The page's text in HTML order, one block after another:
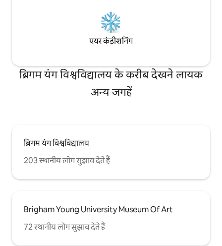
एयर कंडीशनिंग
ब्रिगम यंग विश्वविद्यालय के करीब देखने लायक
अन्य जगहें
ब्रिगम यंग विश्वविद्यालय
203 स्थानीय लोग सुझाव देते हैं
Brigham Young University Museum Of Art
72 स्थानीय लोग सुझाव देते हैं